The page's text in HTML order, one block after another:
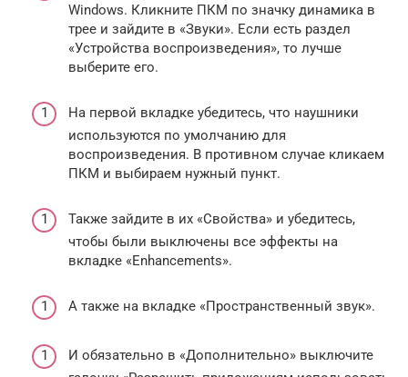
Windows. Кликните ПКМ по значку динамика в
трее и зайдите в «Звуки». Если есть раздел
«Устройства воспроизведения», то лучше
выберите его.
На первой вкладке убедитесь, что наушники
используются по умолчанию для
воспроизведения. В противном случае кликаем
ПКМ и выбираем нужный пункт.
Также зайдите в их «Свойства» и убедитесь,
чтобы были выключены все эффекты на
вкладке «Enhancements».
А также на вкладке «Пространственный звук».
И обязательно в «Дополнительно» выключите